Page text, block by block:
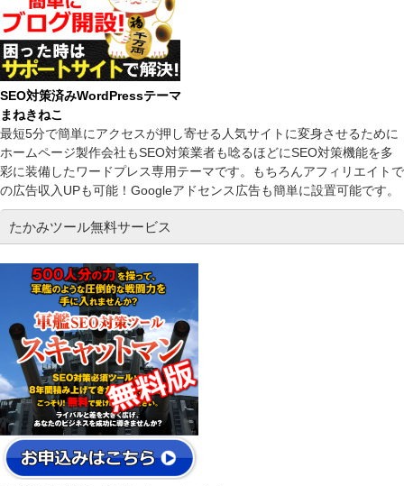
SEO対策済みWordPressテーマ
まねきねこ
最短5分で簡単にアクセスが押し寄せる人気サイトに変身させるために
ホームページ製作会社もSEO対策業者も唸るほどにSEO対策機能を多
彩に装備したワードプレス専用テーマです。もちろんアフィリエイトで
の広告収入UPも可能！Googleアドセンス広告も簡単に設置可能です。
たかみツール無料サービス